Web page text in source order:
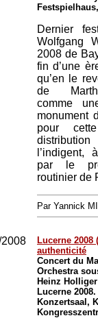
Dernier
Wolfgang
2008 de
fin d’une
qu’en le
de
comme
monument
pour
l’indigent,
par le
routinier de
Par Yannick
Lucerne 2008
authenticité
Concert du
Orchestra
Heinz
Lucerne 2008.
Konzertsaal,